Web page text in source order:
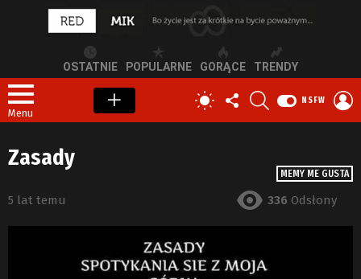
OSTATNIE POPULARNE GORĄCE TRENDY
Menu
PRZEŁĄCZ
SKÓRKĘ
OBSERWUJ
NAS
NSFW
MEMY ME GUSTA
Zasady
5 lat temu 336 Odsłony